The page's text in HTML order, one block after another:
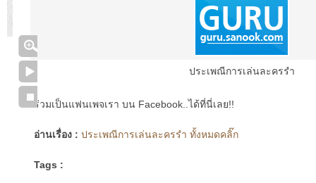
ประเพณีการเล่นละครรำ
ร่วมเป็นแฟนเพจเรา บน Facebook..ได้ที่นี่เลย!!
อ่านเรื่อง : ประเพณีการเล่นละครรำ ทั้งหมดคลิ๊ก
Tags :